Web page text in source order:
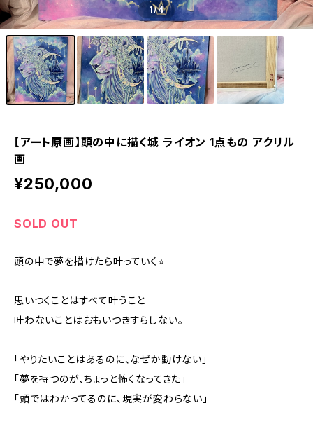
1/4
【アート原画】頭の中に描く城 ライオン 1点もの アクリル
画
¥250,000
SOLD OUT
頭の中で夢を描けたら叶っていく⭐️
思いつくことはすべて叶うこと
叶わないことはおもいつきすらしない。
「やりたいことはあるのに、なぜか動けない」
「夢を持つのが、ちょっと怖くなってきた」
「頭ではわかってるのに、現実が変わらない」